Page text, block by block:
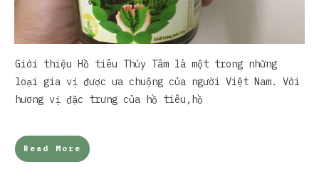
Giới thiệu Hồ tiêu Thủy Tâm là một trong những
loại gia vị được ưa chuộng của người Việt Nam. Với
hương vị đặc trưng của hồ tiêu,hồ
Read More